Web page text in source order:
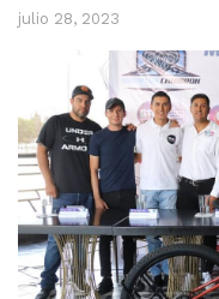
julio 28, 2023